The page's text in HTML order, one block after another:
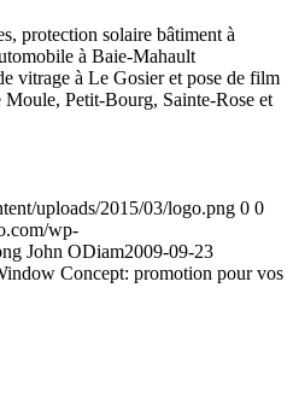
protection solaire bâtiment à
à Baie-Mahault
vitrage à Le Gosier et pose de film
Petit-Bourg, Sainte-Rose et
uploads/2015/03/logo.png 0 0
wp-
John ODiam2009-09-23
Concept: promotion pour vos